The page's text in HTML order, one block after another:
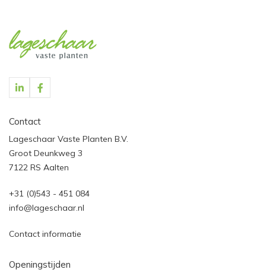
Contact
Lageschaar Vaste Planten B.V.
Groot Deunkweg 3
7122 RS Aalten
+31 (0)543 - 451 084
info@lageschaar.nl
Contact informatie
Openingstijden